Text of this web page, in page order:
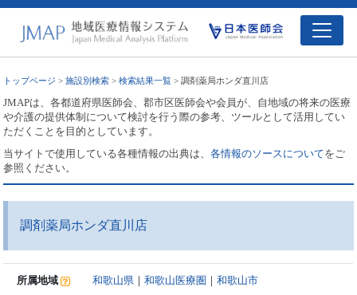
トップページ >施設別検索 >検索結果一覧 > 調剤薬局ホンダ直川店
JMAPは、各都道府県医師会、郡市区医師会や会員が、自地域の将来の医療
や介護の提供体制について検討を行う際の参考、ツールとして活用してい
ただくことを目的としています。
当サイトで使用している各種情報の出典は、各情報のソースについてをご
参照ください。
調剤薬局ホンダ直川店
所属地域 和歌山県 ｜和歌山医療圏 ｜和歌山市